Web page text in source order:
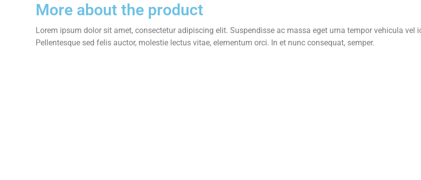
More about the product
Lorem ipsum dolor sit amet, consectetur adipiscing elit. Suspendisse ac massa eget urna tempor vehicula vel
Pellentesque sed felis auctor, molestie lectus vitae, elementum orci. In et nunc consequat, semper.